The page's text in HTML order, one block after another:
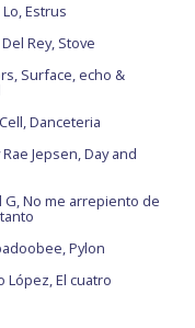
Estrus
Rey, Stove
Surface, echo &
Danceteria
Rae Jepsen, Day and
G, No me arrepiento de
Pylon
López, El cuatro